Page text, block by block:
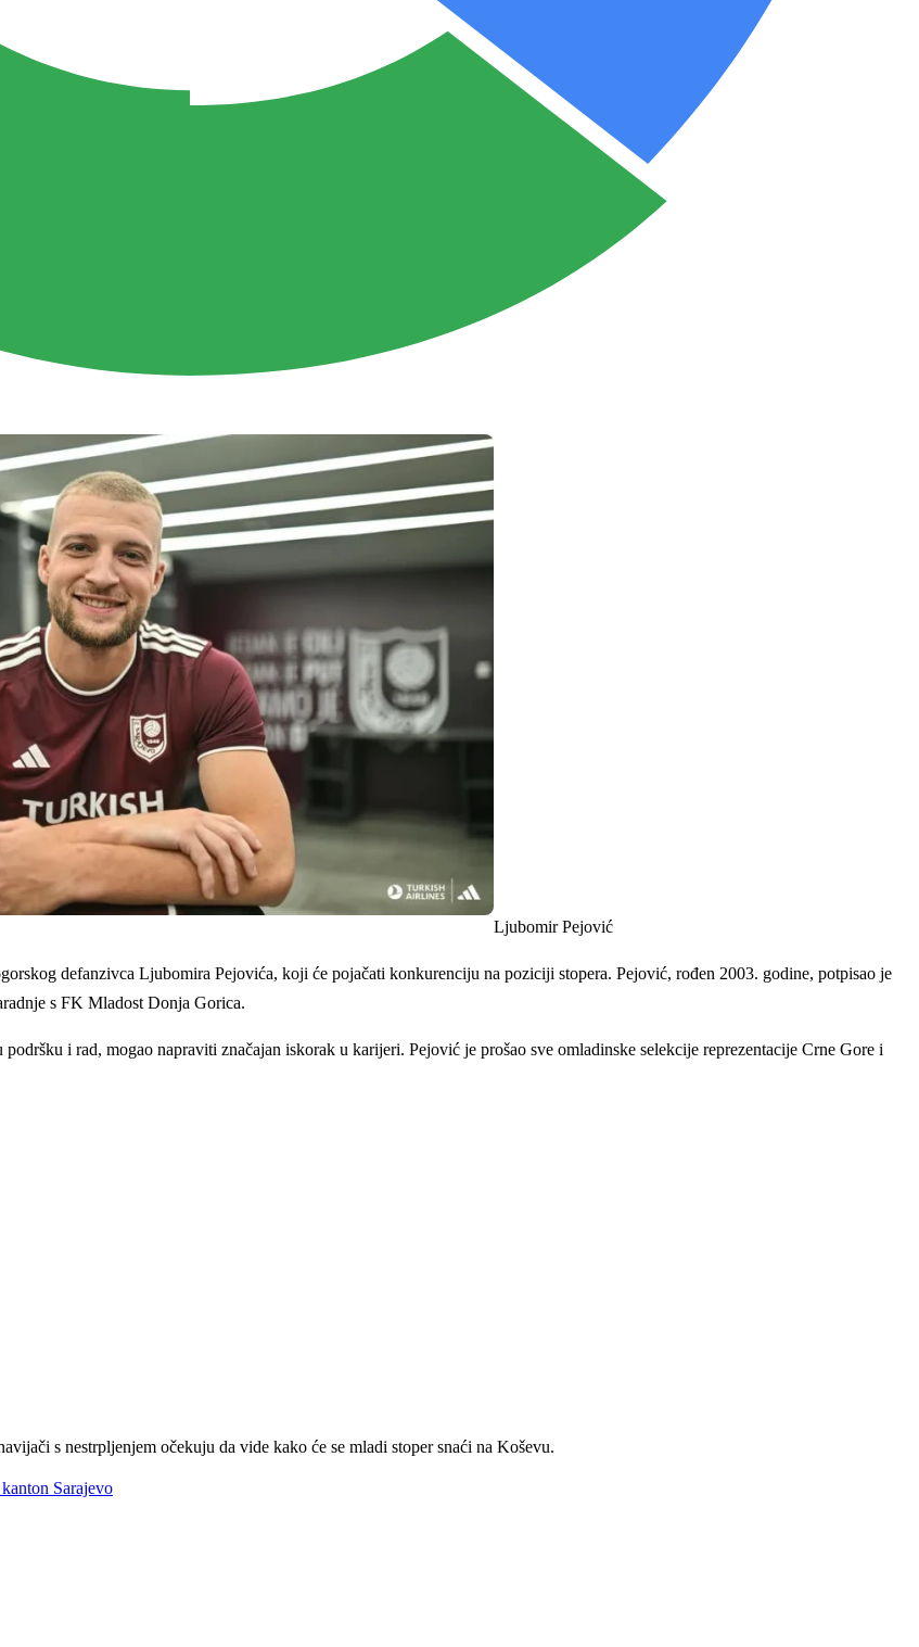
Ljubomir Pejović
defanzivca Ljubomira Pejovića, koji će pojačati konkurenciju na poziciji stopera. Pejović, rođen 2003. godine, potpisao je
s FK Mladost Donja Gorica.
i rad, mogao napraviti značajan iskorak u karijeri. Pejović je prošao sve omladinske selekcije reprezentacije Crne Gore i
s nestrpljenjem očekuju da vide kako će se mladi stoper snaći na Koševu.
Sarajevo